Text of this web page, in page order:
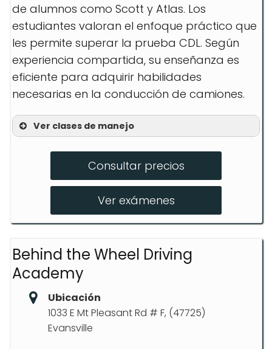
de alumnos como Scott y Atlas. Los
estudiantes valoran el enfoque práctico que
les permite superar la prueba CDL. Según
experiencia compartida, su enseñanza es
eficiente para adquirir habilidades
necesarias en la conducción de camiones.
Ver clases de manejo
CDL Refresher Course
Private CDL Training
Consultar precios
Ver exámenes
Behind the Wheel Driving
Academy
Ubicación
1033 E Mt Pleasant Rd # F, (47725)
Evansville